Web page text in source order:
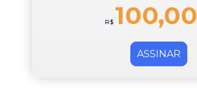
R$ 100,00
ASSINAR